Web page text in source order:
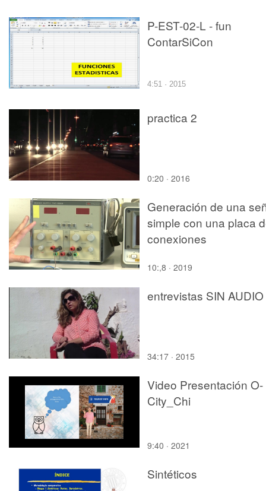
P-EST-02-L - fun
ContarSiCon
4:51 · 2015
practica 2
0:20 · 2016
Generación de una
simple con una placa
conexiones
10:,8 · 2019
entrevistas SIN AUDIO
34:17 · 2015
Video Presentación O-
City_Chi
9:40 · 2021
Sintéticos